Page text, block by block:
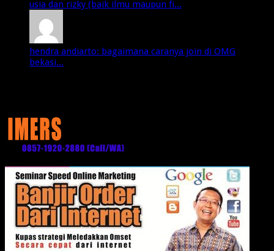
usia dan rizky (baik ilmu maupun fi...
hendra andiarto: bagaimana caranya join di OMG
bekasi...